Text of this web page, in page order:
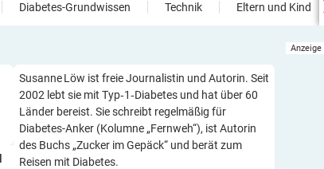
Diabetes-Grundwissen Technik Eltern und Kind
Susanne Löw ist freie Journalistin und Autorin. Seit
2002 lebt sie mit Typ‑1‑Diabetes und hat über 60
Länder bereist. Sie schreibt regelmäßig für
Diabetes-Anker (Kolumne „Fernweh“), ist Autorin
des Buchs „Zucker im Gepäck“ und berät zum
Reisen mit Diabetes.